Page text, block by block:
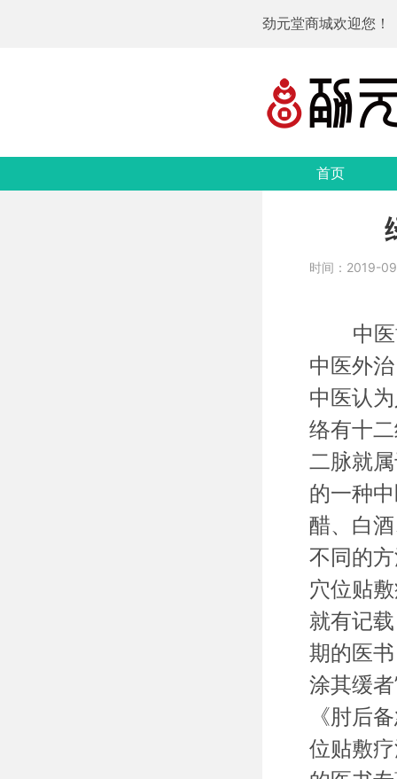
劲元堂商城欢迎您！
首页
时间：2019-
中医博
中医外
中医认
络有十
二脉就
的一种
醋、白
不同的
穴位贴
就有记
期的医
涂其缓
《肘后
位贴敷